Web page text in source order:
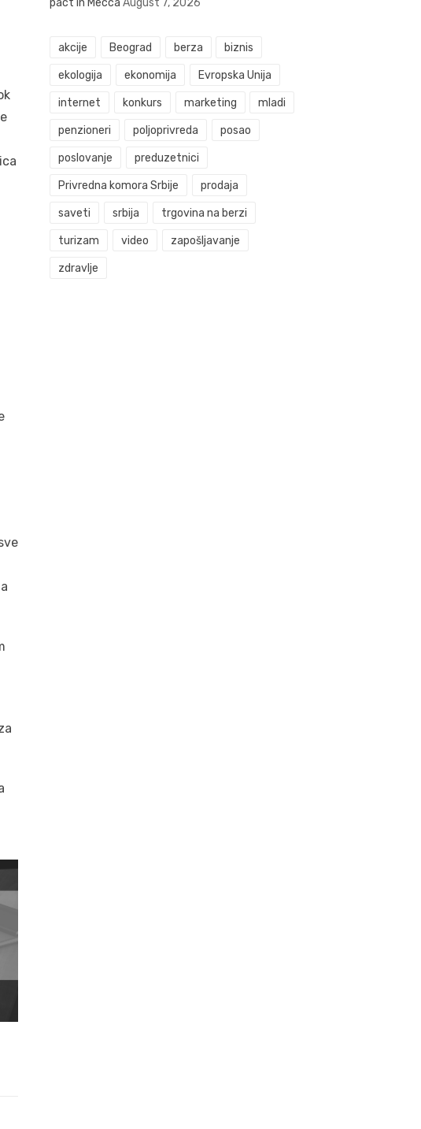
pact in Mecca August 7, 2026
akcije Beograd berza biznis
ekologija ekonomija Evropska Unija
internet konkurs marketing mladi
penzioneri poljoprivreda posao
poslovanje preduzetnici
Privredna komora Srbije prodaja
saveti srbija trgovina na berzi
turizam video zapošljavanje
zdravlje